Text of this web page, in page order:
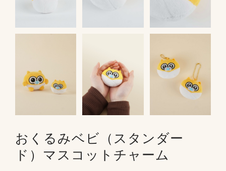
おくるみベビ（スタンダー
ド）マスコットチャーム